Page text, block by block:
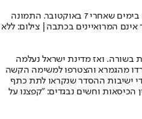
תלמידי ישיבות הסדר במחנה שורה בימים שאחרי 7 באוקטובר. התמונה
המרואיינים בכתבה| צילום: ללא
בשורה. ואז מדינת ישראל נעלמה
באוקטובר, נפרדו מהגמרא והצטרפו למשימה הקשה
ישיבות ההסדר שנקראו לתת כתף
וחשים נבגדים: "קפצנו על